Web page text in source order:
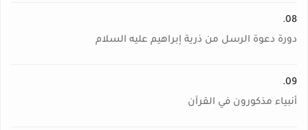
08.
دورة دعوة الرسل من ذرية إبراهيم عليه السلام
09.
أنبياء مذكورون في القرآن